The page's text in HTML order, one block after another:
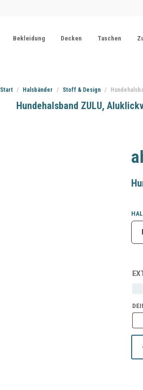
Bekleidung Decken Taschen
Start / Halsbänder / Stoff & Design /
Hundehalsband ZULU,